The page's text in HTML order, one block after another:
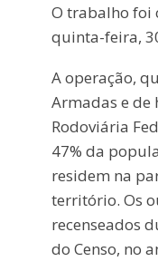
O trabalho foi
quinta-feira,
A operação,
Armadas e de
Rodoviária
47% da
residem na
território. Os
recenseados
do Censo, no